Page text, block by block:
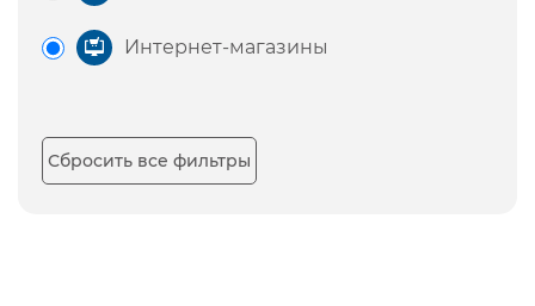
Интернет-магазины
Сбросить все фильтры